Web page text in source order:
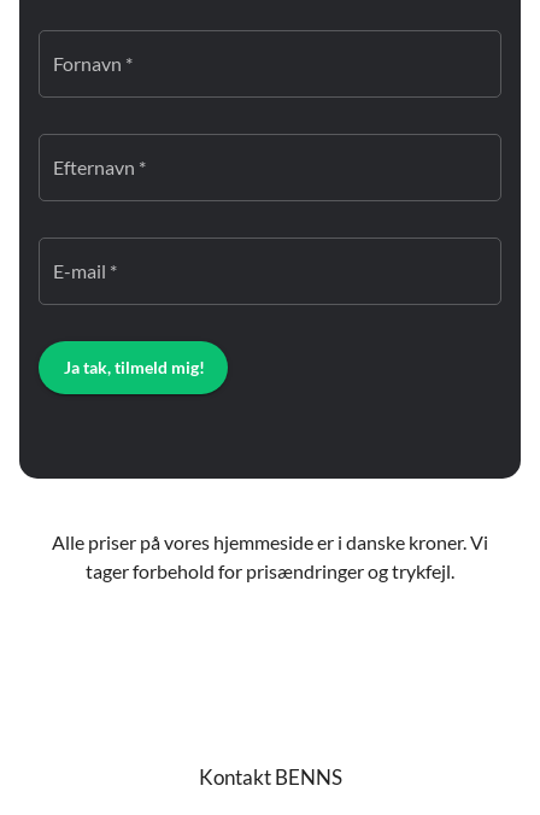
Fornavn *
Efternavn *
E-mail *
Ja tak, tilmeld mig!
Alle priser på vores hjemmeside er i danske kroner. Vi
tager forbehold for prisændringer og trykfejl.
Kontakt BENNS